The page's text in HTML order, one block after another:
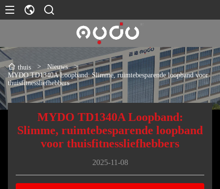
thuis > Nieuws
>
MYDO TD1340A Loopband: Slimme, ruimtebesparende loopband voor
thuisfitnessliefhebbers
MYDO TD1340A Loopband:
Slimme, ruimtebesparende loopband
voor thuisfitnessliefhebbers
2025-11-08